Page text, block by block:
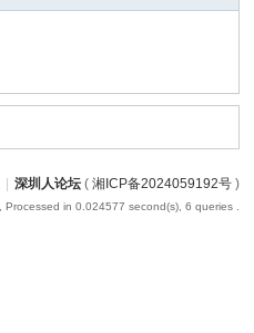
| 深圳人论坛( 湘ICP备2024059192号)
, Processed in 0.024577 second(s), 6 queries .